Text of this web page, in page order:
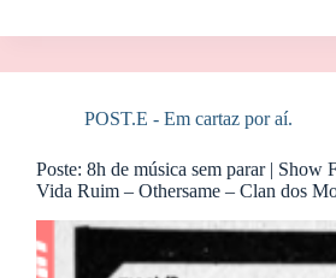
POST.E - Em cartaz por aí.
Poste: 8h de música sem parar | Show
Vida Ruim – Othersame – Clan dos